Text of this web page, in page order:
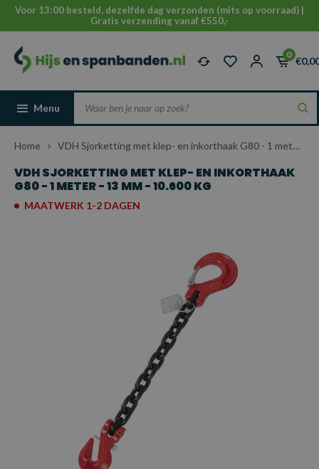
Voor 13:00 besteld, dezelfde dag verzonden (mits op voorraad) |
Gratis verzending vanaf €550,-
0
Menu
Home VDH Sjorketting met klep- en inkorthaak G80 - 1 meter - 13 mm - 10.600 kg
VDH SJORKETTING MET KLEP- EN INKORTHAAK
G80 - 1 METER - 13 MM - 10.600 KG
MAATWERK 1-2 DAGEN